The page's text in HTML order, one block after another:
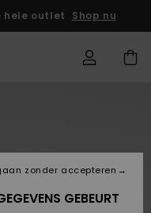
hele outlet Shop nu
GEBEURT
zonder accepteren